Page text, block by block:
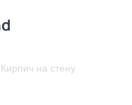
Кирпич на стену